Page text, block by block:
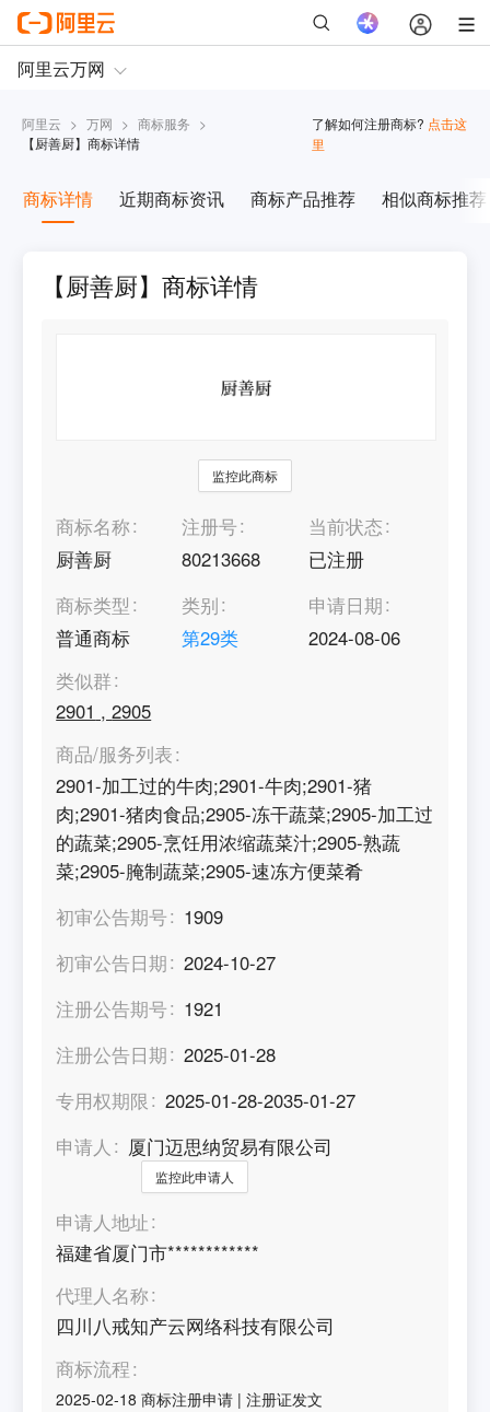
阿里云 > 万网 > 商标服务 >
【厨善厨】商标详情
了解如何注册商标? 点击这
里
商标详情 近期商标资讯 商标产品推荐 相似商标推荐
【厨善厨】商标详情
监控此商标
商标名称
厨善厨
注册号
80213668
当前状态
已注册
商标类型
普通商标
类别
第29类
申请日期
2024-08-06
类似群
2901 ,2905
商品/服务列表
2901-加工过的牛肉;2901-牛肉;2901-猪
肉;2901-猪肉食品;2905-冻干蔬菜;2905-加工过
的蔬菜;2905-烹饪用浓缩蔬菜汁;2905-熟蔬
菜;2905-腌制蔬菜;2905-速冻方便菜肴
初审公告期号
1909
初审公告日期
2024-10-27
注册公告期号
1921
注册公告日期
2025-01-28
专用权期限
2025-01-28-2035-01-27
申请人
厦门迈思纳贸易有限公司
监控此申请人
申请人地址
福建省厦门市************
代理人名称
四川八戒知产云网络科技有限公司
商标流程
2025-02-18 商标注册申请 |注册证发文